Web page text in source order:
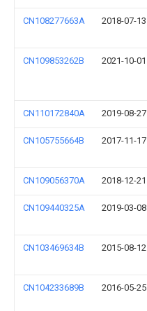
CN108277663A 2018-07-13
CN109853262B 2021-10-01
CN110172840A 2019-08-27
CN105755664B 2017-11-17
CN109056370A 2018-12-21
CN109440325A 2019-03-08
CN103469634B 2015-08-12
CN104233689B 2016-05-25